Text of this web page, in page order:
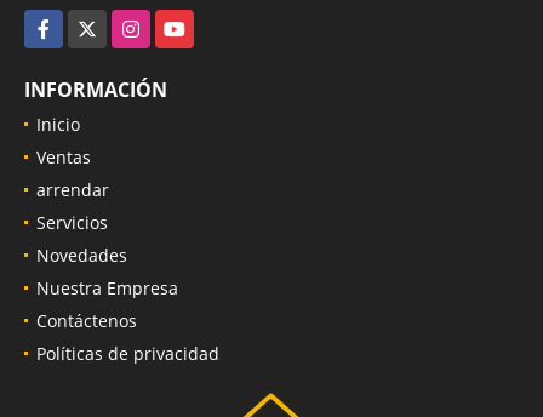
Facebook
InstagramYouTube
INFORMACIÓN
Inicio
Ventas
arrendar
Servicios
Novedades
Nuestra Empresa
Contáctenos
Políticas de privacidad